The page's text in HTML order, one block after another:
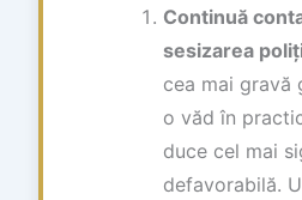
Continuă
sesizarea
cea mai gravă
o văd în
duce cel mai
defavorabilă.